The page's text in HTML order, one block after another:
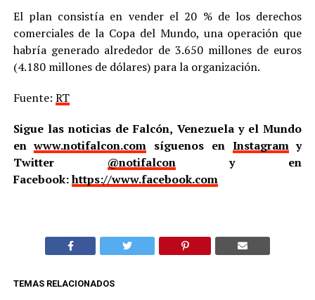
El plan consistía en vender el 20 % de los derechos
comerciales de la Copa del Mundo, una operación que
habría generado alrededor de 3.650 millones de euros
(4.180 millones de dólares) para la organización.
Fuente: RT
Sigue las noticias de Falcón, Venezuela y el Mundo
enwww.notifalcon.com síguenos en Instagramy
Twitter @notifalcony en
Facebook:https://www.facebook.com
TEMAS RELACIONADOS